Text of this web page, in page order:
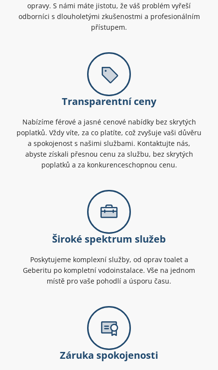
opravy. S námi máte jistotu, že váš problém vyřeší
odborníci s dlouholetými zkušenostmi a profesionálním
přístupem.
Transparentní ceny
Nabízíme férové a jasné cenové nabídky bez skrytých
poplatků. Vždy víte, za co platíte, což zvyšuje vaši důvěru
a spokojenost s našimi službami. Kontaktujte nás,
abyste získali přesnou cenu za službu, bez skrytých
poplatků a za konkurenceschopnou cenu.
Široké spektrum služeb
Poskytujeme komplexní služby, od oprav toalet a
Geberitu po kompletní vodoinstalace. Vše na jednom
místě pro vaše pohodlí a úsporu času.
Záruka spokojenosti